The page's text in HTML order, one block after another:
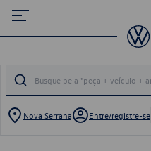
Nova Serrana Entre/registre-se